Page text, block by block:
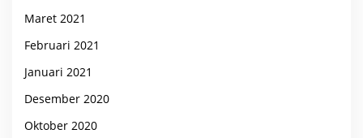
Maret 2021
Februari 2021
Januari 2021
Desember 2020
Oktober 2020